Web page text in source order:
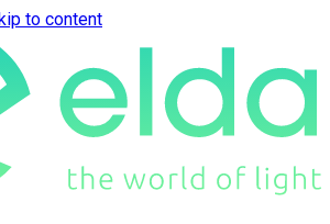
to content